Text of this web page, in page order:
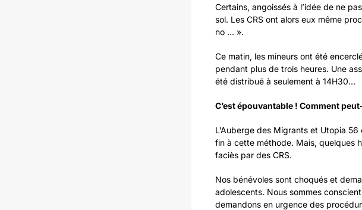
Certains, angoissés à l’idée de ne
sol. Les CRS ont alors eux même
no … ».
Ce matin, les mineurs ont été
pendant plus de trois heures. Une
été distribué à seulement à 14H30…
C’est épouvantable ! Comment
L’Auberge des Migrants et Utopia
fin à cette méthode. Mais, quelques
faciès par des CRS.
Nos bénévoles sont choqués et
adolescents. Nous sommes
demandons en urgence des